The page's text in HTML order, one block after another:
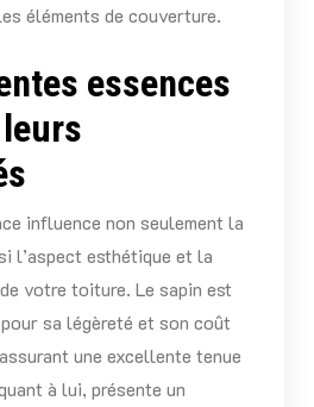
éléments de couverture.
essences
influence non seulement la
l’aspect esthétique et la
votre toiture. Le sapin est
sa légèreté et son coût
une excellente tenue
à lui, présente un